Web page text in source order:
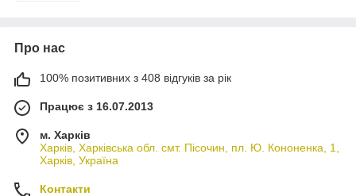
Про нас
100% позитивних з 408 відгуків за рік
Працює з 16.07.2013
м. Харків
Харків, Харківська обл. смт. Пісочин, пл. Ю. Кононенка, 1,
Харків, Україна
Контакти